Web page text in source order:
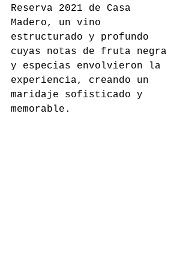
Reserva 2021 de Casa
Madero, un vino
estructurado y profundo
cuyas notas de fruta negra
y especias envolvieron la
experiencia, creando un
maridaje sofisticado y
memorable.